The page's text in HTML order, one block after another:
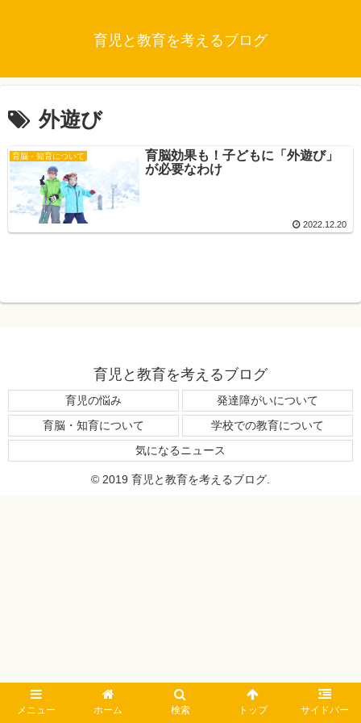
育児と教育を考えるブログ
外遊び
育脳・知育について
育脳効果も！子どもに「外遊び」
が必要なわけ
2022.12.20
育児と教育を考えるブログ
育児の悩み
発達障がいについて
育脳・知育について
学校での教育について
気になるニュース
© 2019 育児と教育を考えるブログ.
メニュー ホーム 検索 トップ サイドバー